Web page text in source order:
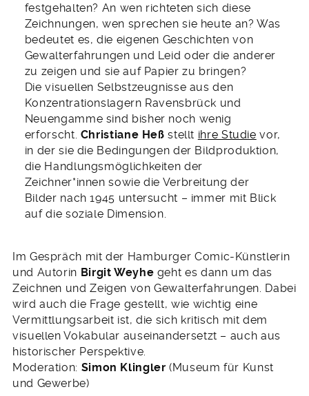
festgehalten? An wen richteten sich diese
Zeichnungen, wen sprechen sie heute an? Was
bedeutet es, die eigenen Geschichten von
Gewalterfahrungen und Leid oder die anderer
zu zeigen und sie auf Papier zu bringen?
Die visuellen Selbstzeugnisse aus den
Konzentrationslagern Ravensbrück und
Neuengamme sind bisher noch wenig
erforscht. Christiane Heß stellt ihre Studie vor,
in der sie die Bedingungen der Bildproduktion,
die Handlungsmöglichkeiten der
Zeichner*innen sowie die Verbreitung der
Bilder nach 1945 untersucht – immer mit Blick
auf die soziale Dimension.
Im Gespräch mit der Hamburger Comic-Künstlerin
und Autorin Birgit Weyhe geht es dann um das
Zeichnen und Zeigen von Gewalterfahrungen. Dabei
wird auch die Frage gestellt, wie wichtig eine
Vermittlungsarbeit ist, die sich kritisch mit dem
visuellen Vokabular auseinandersetzt – auch aus
historischer Perspektive.
Moderation: Simon Klingler (Museum für Kunst
und Gewerbe)